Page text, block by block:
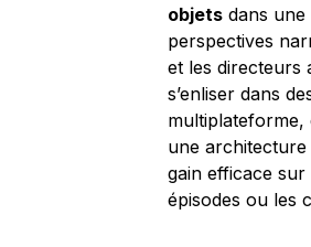
objets dans
perspectives
et les directeurs
s’enliser dans
multiplateforme,
une architecture
gain efficace
épisodes ou les